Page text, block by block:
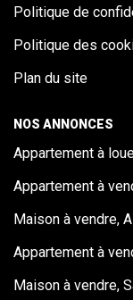
Politique de
Politique des
Plan du site
NOS ANNONCES
Appartement à
Appartement à
Maison à vendre,
Appartement à
Maison à vendre,